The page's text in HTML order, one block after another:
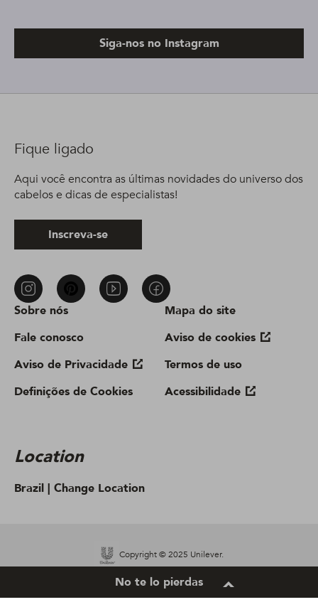
Siga-nos no Instagram
Sobre nós
Fale conosco
Aviso de Privacidade
Definições de Cookies
Mapa do site
Aviso de cookies
Termos de uso
Acessibilidade
Location
Brazil | Change Location
Fique ligado
Aqui você encontra as últimas novidades do universo dos
cabelos e dicas de especialistas!
Inscreva-se
Copyright © 2025 Unilever.
No te lo pierdas